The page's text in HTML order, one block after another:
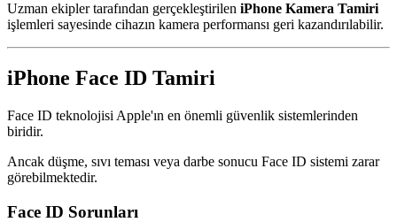
Uzman ekipler tarafından gerçekleştirilen iPhone Kamera Tamiri
işlemleri sayesinde cihazın kamera performansı geri kazandırılabilir.
iPhone Face ID Tamiri
Face ID teknolojisi Apple'ın en önemli güvenlik sistemlerinden
biridir.
Ancak düşme, sıvı teması veya darbe sonucu Face ID sistemi zarar
görebilmektedir.
Face ID Sorunları